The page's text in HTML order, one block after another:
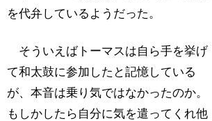
を代弁しているようだった。
そういえばトーマスは自ら手を挙げ
て和太鼓に参加したと記憶している
が、本音は乗り気ではなかったのか。
もしかしたら自分に気を遣ってくれ他